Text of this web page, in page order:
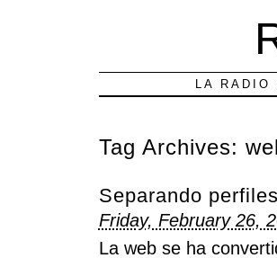
LA RADIO
Tag Archives:
Separando
Friday, February 26,
La web se ha